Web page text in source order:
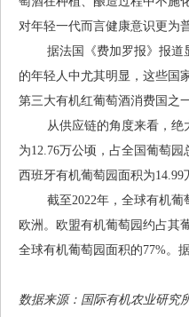
对年轻一代而言健康意识更为
据法国《费加罗报》报道显
的年轻人中尤其明显，这些国
第三大有机红葡萄酒消费国之一
从供应链的角度来看，绝大
为12.76万公顷，占全国葡萄
西班牙有机葡萄园面积为
截至2022年，全球有机葡萄
欧洲。欧盟有机葡萄园约占其
全球有机葡萄园面积的77%。
数据来源：国际有机农业研究